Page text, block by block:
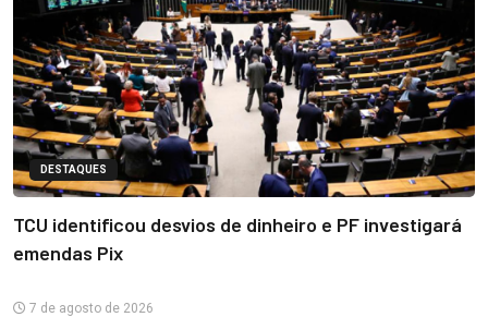
DESTAQUES
TCU identificou desvios de dinheiro e PF investigará
emendas Pix
7 de agosto de 2026